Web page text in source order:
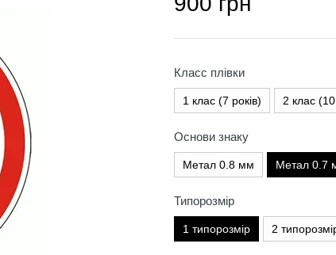
Класс плівки
1 клас (7 років) 2 клас (10
Основи знаку
Метал 0.8 мм Метал 0.7
Типорозмір
1 типорозмір 2